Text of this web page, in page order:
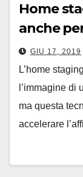
Home
anche
GIU 17, 2019
L’home
l’immagine di
ma questa
accelerare